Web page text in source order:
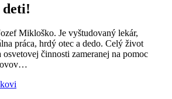
deti!
Mikloško. Je vyštudovaný lekár,
práca, hrdý otec a dedo. Celý život
osvetovej činnosti zameranej na pomoc